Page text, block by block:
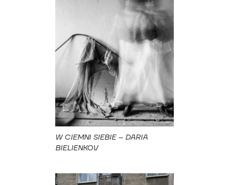
W CIEMNI SIEBIE – DARIA
BIELIENKOV